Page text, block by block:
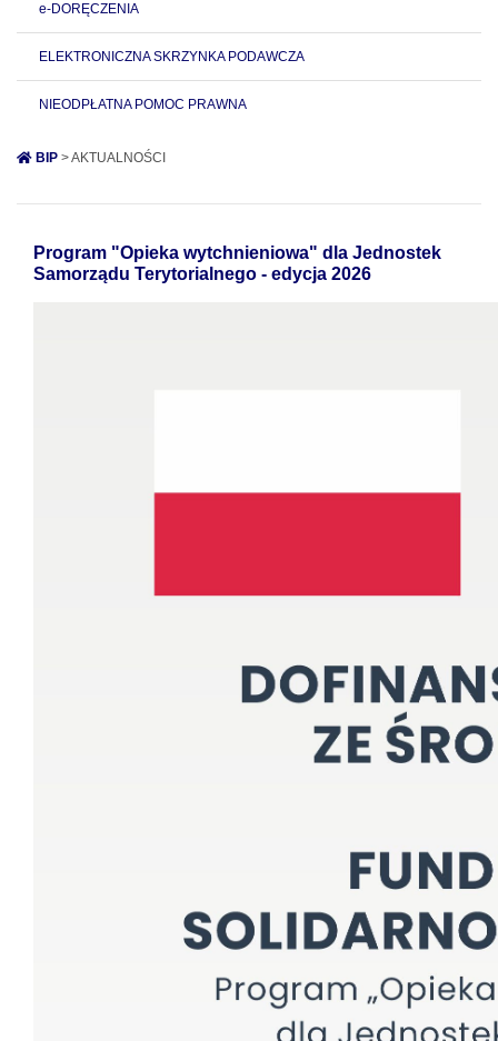
e-DORĘCZENIA
ELEKTRONICZNA SKRZYNKA PODAWCZA
NIEODPŁATNA POMOC PRAWNA
BIP > AKTUALNOŚCI
Program "Opieka wytchnieniowa" dla Jednostek
Samorządu Terytorialnego - edycja 2026